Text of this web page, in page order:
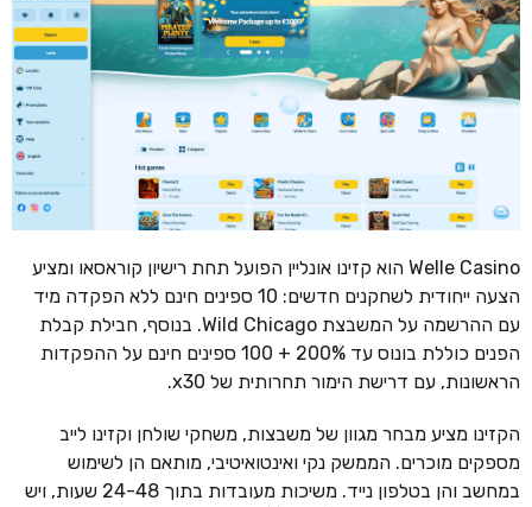
Welle Casino הוא קזינו אונליין הפועל תחת רישיון קוראסאו ומציע
הצעה ייחודית לשחקנים חדשים: 10 ספינים חינם ללא הפקדה מיד
עם ההרשמה על המשבצת Wild Chicago. בנוסף, חבילת קבלת
הפנים כוללת בונוס עד 200% + 100 ספינים חינם על ההפקדות
הראשונות, עם דרישת הימור תחרותית של x30.
הקזינו מציע מבחר מגוון של משבצות, משחקי שולחן וקזינו לייב
מספקים מוכרים. הממשק נקי ואינטואיטיבי, מותאם הן לשימוש
במחשב והן בטלפון נייד. משיכות מעובדות בתוך 24-48 שעות, ויש